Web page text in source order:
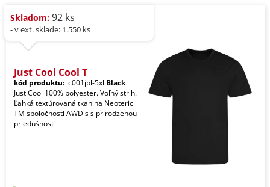
Skladom: 92 ks
- v ext. sklade: 1.550 ks
Just Cool Cool T
kód produktu: jc001jbl-5xl Black
Just Cool 100% polyester. Voľný strih.
Ľahká textúrovaná tkanina Neoteric
TM spoločnosti AWDis s prirodzenou
priedušnosť